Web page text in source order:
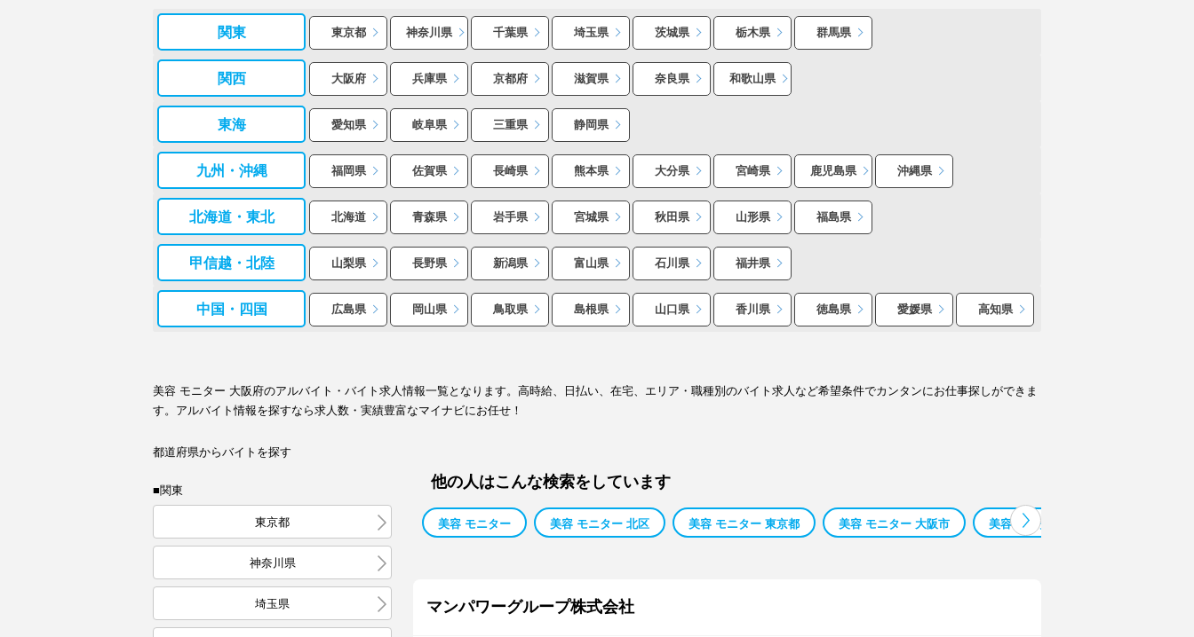
関東 東京都 神奈川県 千葉県 埼玉県 茨城県 栃木県 群馬県
関西 大阪府 兵庫県 京都府 滋賀県 奈良県 和歌山県
東海 愛知県 岐阜県 三重県 静岡県
九州・沖縄 福岡県 佐賀県 長崎県 熊本県 大分県 宮崎県 鹿児島県 沖縄県
北海道・東北 北海道 青森県 岩手県 宮城県 秋田県 山形県 福島県
甲信越・北陸 山梨県 長野県 新潟県 富山県 石川県 福井県
中国・四国 広島県 岡山県 鳥取県 島根県 山口県 香川県 徳島県 愛媛県 高知県
美容 モニター 大阪府のアルバイト・バイト求人情報一覧となります。高時給、日払い、在宅、エリア・職種別のバイト求人など希望条件でカンタンにお仕事探しができま
す。アルバイト情報を探すなら求人数・実績豊富なマイナビにお任せ！
都道府県からバイトを探す
■関東
東京都
神奈川県
埼玉県
他の人はこんな検索をしています
美容 モニター 美容 モニター 北区 美容 モニター 東京都 美容 モニター 大阪市 美容 モニター 渋谷区
マンパワーグループ株式会社